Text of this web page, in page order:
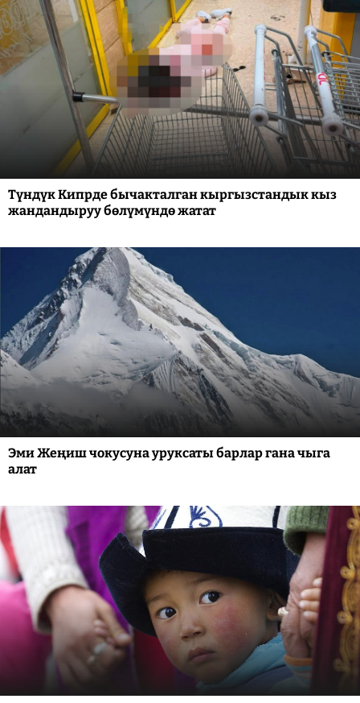
Түндүк Кипрде бычакталган кыргызстандык кыз
жандандыруу бөлүмүндө жатат
Эми Жеңиш чокусуна уруксаты барлар гана чыга
алат